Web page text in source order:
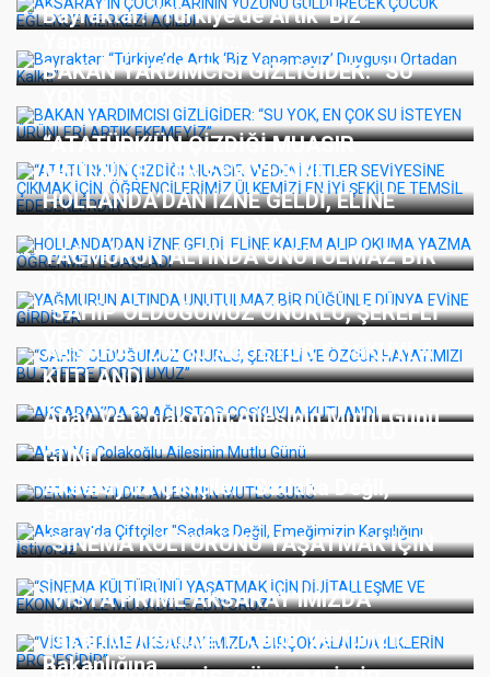
Bayraktar: “Türkiye’de Artık ‘Biz
BAKAN YARDIMCISI GİZLİGİDER: “SU
“ATATÜRK’ÜN ÇİZDİĞİ MUASIR
MEDENİYETLER SEVİYESİNE...
HOLLANDA’DAN İZNE GELDİ, ELİNE
YAĞMURUN ALTINDA UNUTULMAZ BİR
“SAHİP OLDUĞUMUZ ONURLU, ŞEREFLİ
AKSARAY’DA 30 AĞUSTOS COŞKUYLA
KUTLANDI
Abay Ve Çolakoğlu Ailesinin Mutlu Günü
GÜNÜ
Aksaray'da Çiftçiler "Sadaka Değil,
“SİNEMA KÜLTÜRÜNÜ YAŞATMAK İÇİN
“VİSTA PRİME AKSARAY’IMIZDA
Tasarruf Tedbirleri, Kültür Ve Turizm
Bakanlığına...